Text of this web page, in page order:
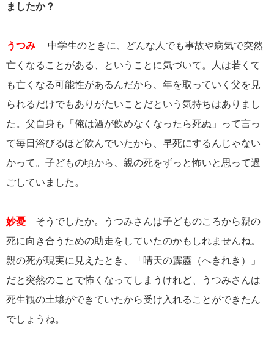
ましたか？
うつみ
中学生のときに、どんな人でも事故や病気で突然
亡くなることがある、ということに気づいて。人は若くて
も亡くなる可能性があるんだから、年を取っていく父を見
られるだけでもありがたいことだという気持ちはありまし
た。父自身も「俺は酒が飲めなくなったら死ぬ」って言っ
て毎日浴びるほど飲んでいたから、早死にするんじゃない
かって。子どもの頃から、親の死をずっと怖いと思って過
ごしていました。
妙憂 そうでしたか。うつみさんは子どものころから親の
死に向き合うための助走をしていたのかもしれませんね。
親の死が現実に見えたとき、「晴天の霹靂（へきれき）」
だと突然のことで怖くなってしまうけれど、うつみさんは
死生観の土壌ができていたから受け入れることができたん
でしょうね。